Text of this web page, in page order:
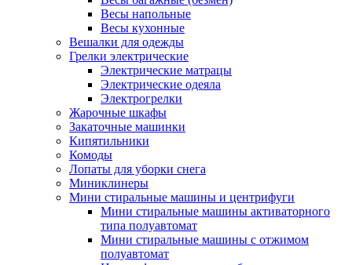
Весы напольные
Весы кухонные
Вешалки для одежды
Грелки электрические
Электрические матрацы
Электрические одеяла
Электрогрелки
Жарочные шкафы
Закаточные машинки
Кипятильники
Комоды
Лопаты для уборки снега
Миниклинеры
Мини стиральные машины и центрифуги
Мини стиральные машины активаторного
типа полуавтомат
Мини стиральные машины с отжимом
полуавтомат